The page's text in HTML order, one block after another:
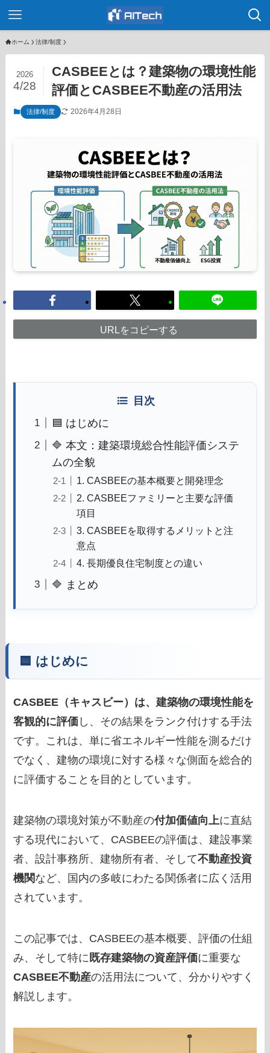
ホーム 法律/制度
CASBEEとは？建築物の環境性能
評価とCASBEE不動産の活用法
2026
4/28
法律/制度 2026年4月28日
URLをコピーする
目次
🟦 はじめに
🔷 本文：建築環境総合性能評価システ
ムの全貌
1. CASBEEの基本概要と開発理念
2. CASBEEファミリーと主要な評価
項目
3. CASBEEを取得するメリットと注
意点
4. 長期優良住宅制度との違い
🔷 まとめ
🟦 はじめに
CASBEE（キャスビー）は、建築物の環境性能を
客観的に評価 し、その結果をランク付けする手法
です。これは、単に省エネルギー性能を測るだけ
でなく、建物の環境に対する様々な側面を総合的
に評価することを目的としています。
建築物の環境対策が不動産の付加価値向上に直結
する現代において、CASBEEの評価は、建設事業
者、設計事務所、建物所有者、そして不動産投資
機関など、国内の多岐にわたる関係者に広く活用
されています。
この記事では、CASBEEの基本概要、評価の仕組
み、そして特に 既存建築物の資産評価に重要な
CASBEE不動産の活用法について、分かりやすく
解説します。